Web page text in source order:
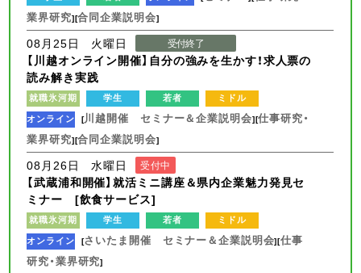
業界研究][合同企業説明会]
08月25日 火曜日 受付終了
【川越オンライン開催】自分の強みを生かす！求人票の
読み解き実践
就職氷河期 学生 若者
ミドル
オンライン [川越開催 セミナー＆企業説明会][仕事研究・
業界研究][合同企業説明会]
08月26日 水曜日 受付中
【武蔵浦和開催】就活ミニ講座＆県内企業魅力発見セ
ミナー [飲食サービス]
就職氷河期 学生 若者
ミドル
オンライン [さいたま開催 セミナー＆企業説明会][仕事
研究・業界研究]